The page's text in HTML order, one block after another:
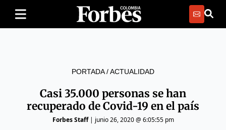
PORTADA/ACTUALIDAD
Casi 35.000 personas se han
recuperado de Covid-19 en el país
Forbes Staff| junio 26, 2020 @ 6:05:55 pm